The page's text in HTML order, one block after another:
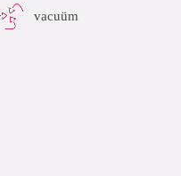
vacuüm